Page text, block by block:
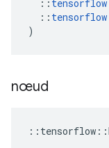
:: tensorflow
:: tensorflow
)
nœud
:: tensorflow ::